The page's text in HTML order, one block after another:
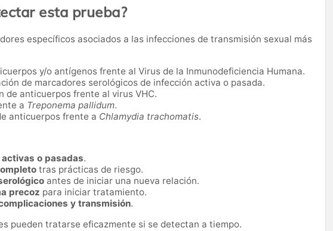
esta prueba?
específicos asociados a las infecciones de transmisión sexual más
y/o antígenos frente al Virus de la Inmunodeficiencia Humana.
de marcadores serológicos de infección activa o pasada.
de anticuerpos frente al virus VHC.
a Treponema pallidum.
anticuerpos frente a Chlamydia trachomatis.
o pasadas.
tras prácticas de riesgo.
antes de iniciar una nueva relación.
precoz para iniciar tratamiento.
y transmisión.
pueden tratarse eficazmente si se detectan a tiempo.